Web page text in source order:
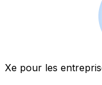
Xe pour les